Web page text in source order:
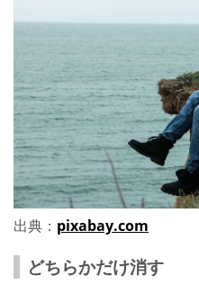
出典： pixabay.com
どちらかだけ消す